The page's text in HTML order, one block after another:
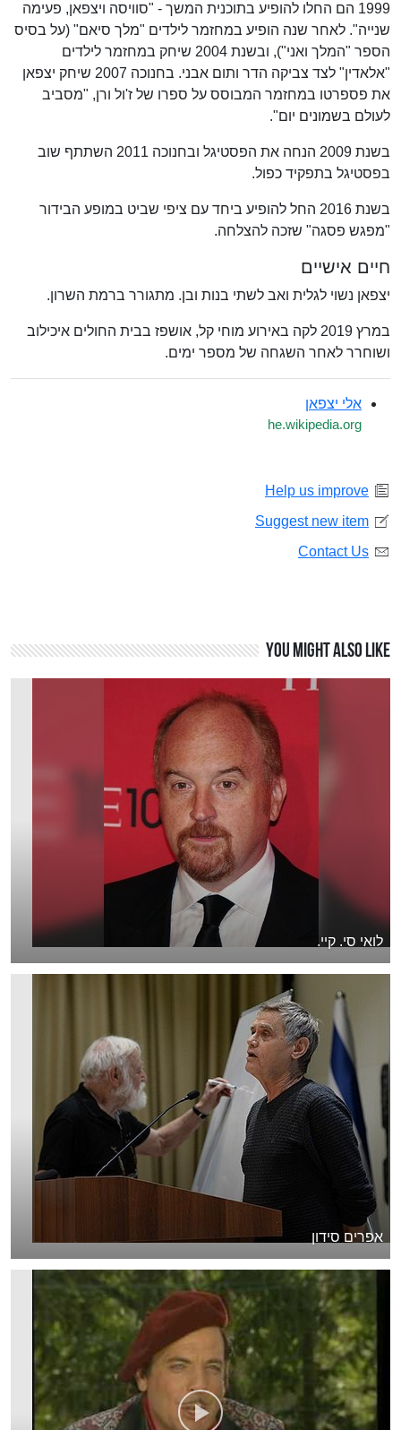
1999 הם החלו להופיע בתוכנית המשך - "סוויסה ויצפאן, פעימה
שנייה". לאחר שנה הופיע במחזמר לילדים "מלך סיאם" (על בסיס
הספר "המלך ואני"), ובשנת 2004 שיחק במחזמר לילדים
"אלאדין" לצד צביקה הדר ותום אבני. בחנוכה 2007 שיחק יצפאן
את פספרטו במחזמר המבוסס על ספרו של ז'ול ורן, "מסביב
לעולם בשמונים יום".
בשנת 2009 הנחה את הפסטיגל ובחנוכה 2011 השתתף שוב
בפסטיגל בתפקיד כפול.
בשנת 2016 החל להופיע ביחד עם ציפי שביט במופע הבידור
"מפגש פסגה" שזכה להצלחה.
חיים אישיים
יצפאן נשוי לגלית ואב לשתי בנות ובן. מתגורר ברמת השרון.
במרץ 2019 לקה באירוע מוחי קל, אושפז בבית החולים איכילוב
ושוחרר לאחר השגחה של מספר ימים.
אלי יצפאן
he.wikipedia.org
Help us improve
Suggest new item
Contact Us
You might also like
לואי סי. קיי.
אפרים סידון